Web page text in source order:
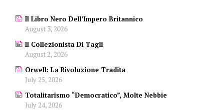
Il Libro Nero Dell’Impero Britannico
August 3, 2026
Il Collezionista Di Tagli
August 2, 2026
Orwell: La Rivoluzione Tradita
July 25, 2026
Totalitarismo “democratico”, Molte Nebbie
July 24, 2026